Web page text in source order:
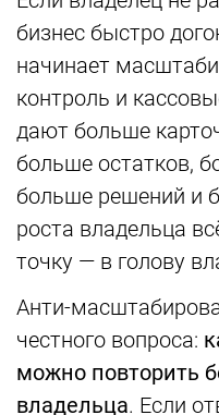
бизнес быстро
начинает
контроль и
дают больше
больше остатков,
больше решений и
роста владельца
точку — в голову
Анти-
честного вопроса:
можно повторить
владельца. Если